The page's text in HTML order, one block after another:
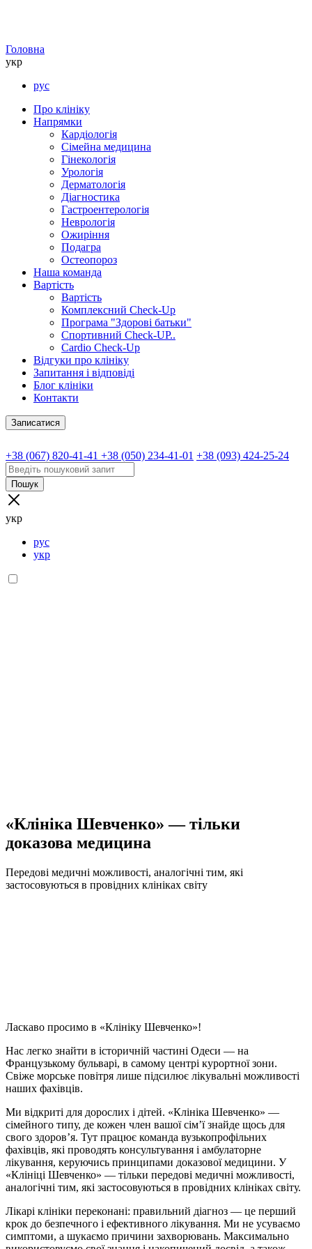
Головна
укр
рус
Про клініку
Напрямки
Кардіологія
Сімейна медицина
Гінекологія
Урологія
Дерматологія
Діагностика
Гастроентерологія
Неврологія
Ожиріння
Подагра
Остеопороз
Наша команда
Вартість
Вартість
Комплексний Check-Up
Програма "Здорові батьки"
Спортивний Check-UP..
Cardio Check-Up
Відгуки про клініку
Запитання і відповіді
Блог клініки
Контакти
Записатися
+38 (067) 820-41-41 +38 (050) 234-41-01 +38 (093) 424-25-24
Пошук
укр
рус
укр
«Клініка Шевченко» — тільки
доказова медицина
Передові медичні можливості, аналогічні тим, які
застосовуються в провідних клініках світу
Ласкаво просимо в «Клініку Шевченко»!
Нас легко знайти в історичній частині Одеси — на
Французькому бульварі, в самому центрі курортної зони.
Свіже морське повітря лише підсилює лікувальні можливості
наших фахівців.
Ми відкриті для дорослих і дітей. «Клініка Шевченко» —
сімейного типу, де кожен член вашої сім’ї знайде щось для
свого здоров’я. Тут працює команда вузькопрофільних
фахівців, які проводять консультування і амбулаторне
лікування, керуючись принципами доказової медицини. У
«Клініці Шевченко» — тільки передові медичні можливості,
аналогічні тим, які застосовуються в провідних клініках світу.
Лікарі клініки переконані: правильний діагноз — це перший
крок до безпечного і ефективного лікування. Ми не усуваємо
симптоми, а шукаємо причини захворювань. Максимально